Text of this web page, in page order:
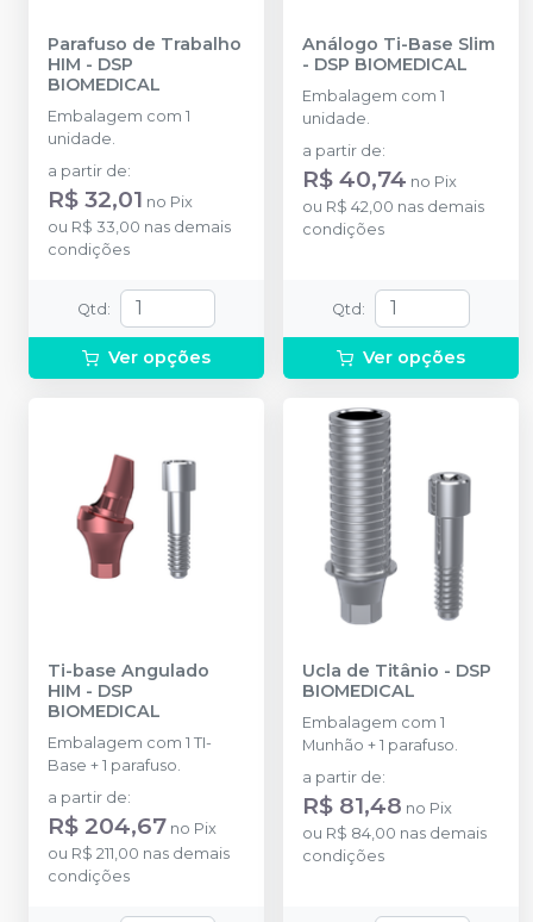
Parafuso de Trabalho
HIM - DSP
BIOMEDICAL
Embalagem com 1
unidade.
a partir de:
R$ 32,01 no Pix
ou R$ 33,00 nas demais
condições
Qtd:
Ver opções
Análogo Ti-Base Slim
- DSP BIOMEDICAL
Embalagem com 1
unidade.
a partir de:
R$ 40,74 no Pix
ou R$ 42,00 nas demais
condições
Qtd:
Ver opções
Ti-base Angulado
HIM - DSP
BIOMEDICAL
Embalagem com 1 TI-
Base + 1 parafuso.
a partir de:
R$ 204,67 no Pix
ou R$ 211,00 nas demais
condições
Ucla de Titânio - DSP
BIOMEDICAL
Embalagem com 1
Munhão + 1 parafuso.
a partir de:
R$ 81,48 no Pix
ou R$ 84,00 nas demais
condições